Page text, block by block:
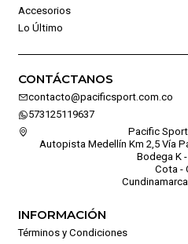
Accesorios
Lo Último
CONTÁCTANOS
contacto@pacificsport.com.co
573125119637
Pacific
Autopista Medellín Km 2,5 Vía
Bodega K
Cota -
INFORMACIÓN
Términos y Condiciones